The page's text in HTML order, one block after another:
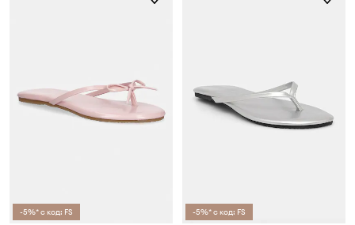
-5%* с код: FS -5%* с код: FS